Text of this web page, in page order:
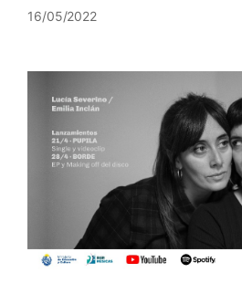
16/05/2022